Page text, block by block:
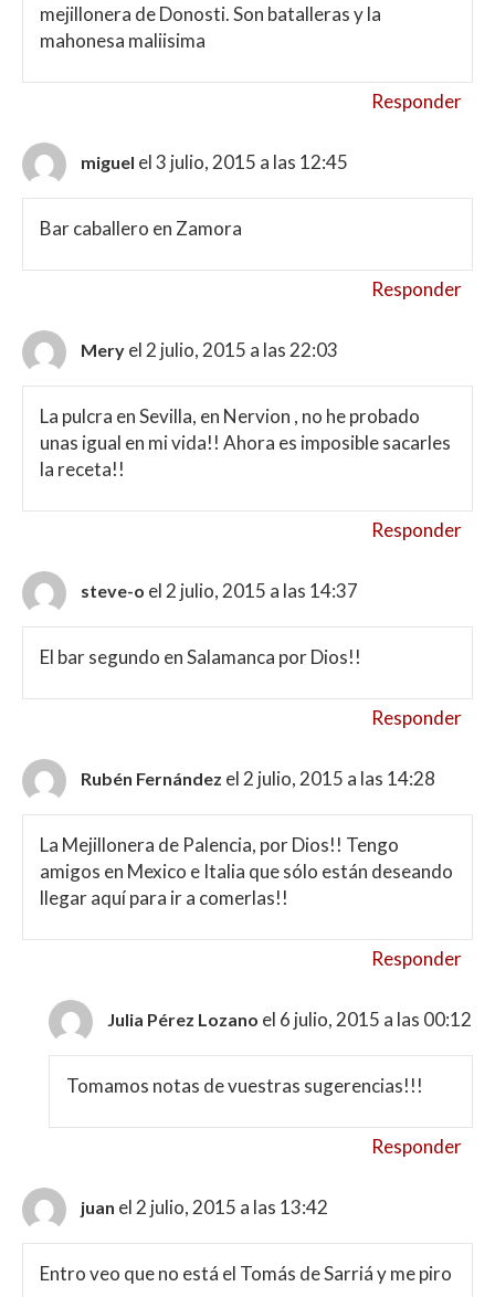
mejillonera de Donosti. Son batalleras y la
mahonesa maliisima
Responder
miguel el 3 julio, 2015 a las 12:45
Bar caballero en Zamora
Responder
Mery el 2 julio, 2015 a las 22:03
La pulcra en Sevilla, en Nervion , no he probado
unas igual en mi vida!! Ahora es imposible sacarles
la receta!!
Responder
steve-o el 2 julio, 2015 a las 14:37
El bar segundo en Salamanca por Dios!!
Responder
Rubén Fernández el 2 julio, 2015 a las 14:28
La Mejillonera de Palencia, por Dios!! Tengo
amigos en Mexico e Italia que sólo están deseando
llegar aquí para ir a comerlas!!
Responder
Julia Pérez Lozano el 6 julio, 2015 a las 00:12
Tomamos notas de vuestras sugerencias!!!
Responder
juan el 2 julio, 2015 a las 13:42
Entro veo que no está el Tomás de Sarriá y me piro